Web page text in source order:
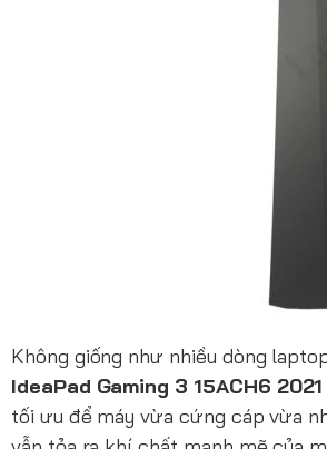
Không giống như nhiều dòng
IdeaPad Gaming 3 15ACH6
tối ưu để máy vừa cứng cáp vừa